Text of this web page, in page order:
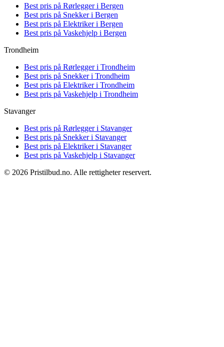
Best pris på Rørlegger i Bergen
Best pris på Snekker i Bergen
Best pris på Elektriker i Bergen
Best pris på Vaskehjelp i Bergen
Trondheim
Best pris på Rørlegger i Trondheim
Best pris på Snekker i Trondheim
Best pris på Elektriker i Trondheim
Best pris på Vaskehjelp i Trondheim
Stavanger
Best pris på Rørlegger i Stavanger
Best pris på Snekker i Stavanger
Best pris på Elektriker i Stavanger
Best pris på Vaskehjelp i Stavanger
© 2026 Pristilbud.no. Alle rettigheter reservert.